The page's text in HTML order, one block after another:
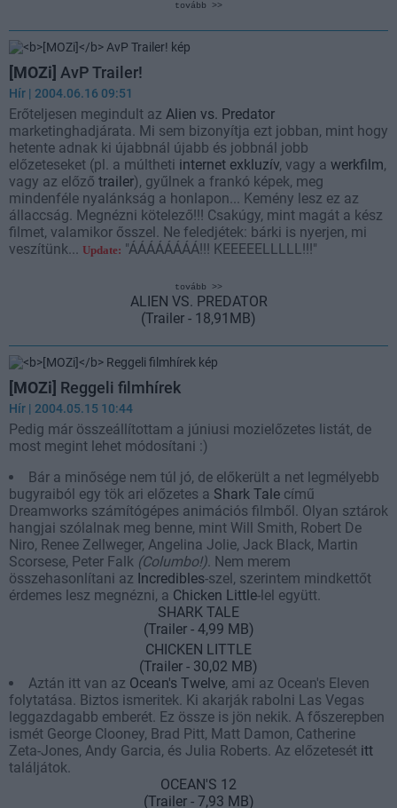
tovább >>
[MOZi] AvP Trailer!
Hír | 2004.06.16 09:51
Erőteljesen megindult az Alien vs. Predator
marketinghadjárata. Mi sem bizonyítja ezt jobban, mint hogy
hetente adnak ki újabbnál újabb és jobbnál jobb
előzeteseket (pl. a múltheti internet exkluzív, vagy a werkfilm,
vagy az előző trailer), gyűlnek a frankó képek, meg
mindenféle nyalánkság a honlapon... Kemény lesz ez az
állaccság. Megnézni kötelező!!! Csakúgy, mint magát a kész
filmet, valamikor ősszel. Ne feledjétek: bárki is nyerjen, mi
veszítünk... Update: "ÁÁÁÁÁÁÁÁ!!! KEEEEELLLLL!!!"
tovább >>
ALIEN VS. PREDATOR
(Trailer - 18,91MB)
[MOZi] Reggeli filmhírek
Hír | 2004.05.15 10:44
Pedig már összeállítottam a júniusi mozielőzetes listát, de
most megint lehet módosítani :)
Bár a minősége nem túl jó, de előkerült a net legmélyebb
bugyraiból egy tök ari előzetes a Shark Tale című
Dreamworks számítógépes animációs filmből. Olyan sztárok
hangjai szólalnak meg benne, mint Will Smith, Robert De
Niro, Renee Zellweger, Angelina Jolie, Jack Black, Martin
Scorsese, Peter Falk (Columbo!). Nem merem
összehasonlítani az Incredibles-szel, szerintem mindkettőt
érdemes lesz megnézni, a Chicken Little-lel együtt.
SHARK TALE
(Trailer - 4,99 MB)
CHICKEN LITTLE
(Trailer - 30,02 MB)
Aztán itt van az Ocean's Twelve, ami az Ocean's Eleven
folytatása. Biztos ismeritek. Ki akarják rabolni Las Vegas
leggazdagabb emberét. Ez össze is jön nekik. A főszerepben
ismét George Clooney, Brad Pitt, Matt Damon, Catherine
Zeta-Jones, Andy Garcia, és Julia Roberts. Az előzetesét itt
találjátok.
OCEAN'S 12
(Trailer - 7,93 MB)